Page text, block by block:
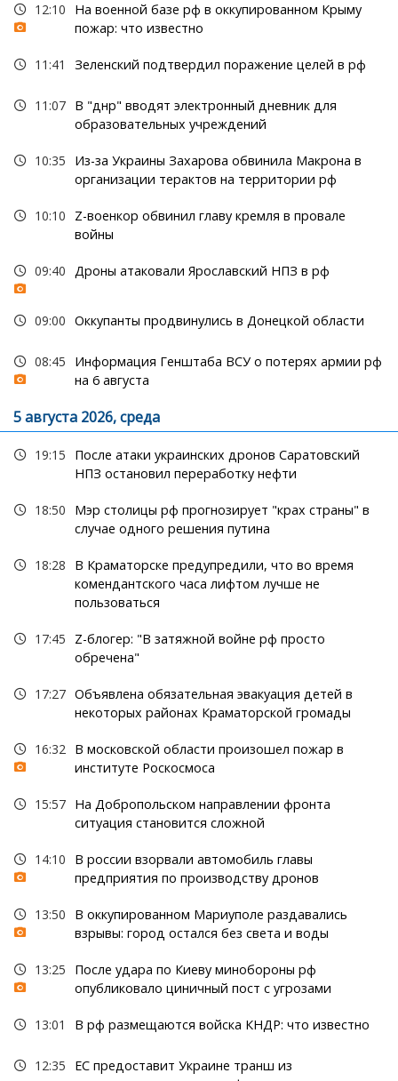
12:10
На военной базе рф в оккупированном Крыму
пожар: что известно
11:41 Зеленский подтвердил поражение целей в рф
11:07 В "днр" вводят электронный дневник для
образовательных учреждений
10:35
Из-за Украины Захарова обвинила Макрона в
организации терактов на территории рф
10:10
Z-военкор обвинил главу кремля в провале
войны
09:40 Дроны атаковали Ярославский НПЗ в рф
09:00 Оккупанты продвинулись в Донецкой области
08:45
Информация Генштаба ВСУ о потерях армии рф
на 6 августа
5 августа 2026, среда
19:15
После атаки украинских дронов Саратовский
НПЗ остановил переработку нефти
18:50
Мэр столицы рф прогнозирует "крах страны" в
случае одного решения путина
18:28
В Краматорске предупредили, что во время
комендантского часа лифтом лучше не
пользоваться
17:45
Z-блогер: "В затяжной войне рф просто
обречена"
17:27 Объявлена обязательная эвакуация детей в
некоторых районах Краматорской громады
16:32 В московской области произошел пожар в
институте Роскосмоса
15:57 На Добропольском направлении фронта
ситуация становится сложной
14:10
В россии взорвали автомобиль главы
предприятия по производству дронов
13:50
В оккупированном Мариуполе раздавались
взрывы: город остался без света и воды
13:25
После удара по Киеву минобороны рф
опубликовало циничный пост с угрозами
13:01 В рф размещаются войска КНДР: что известно
12:35
ЕС предоставит Украине транш из